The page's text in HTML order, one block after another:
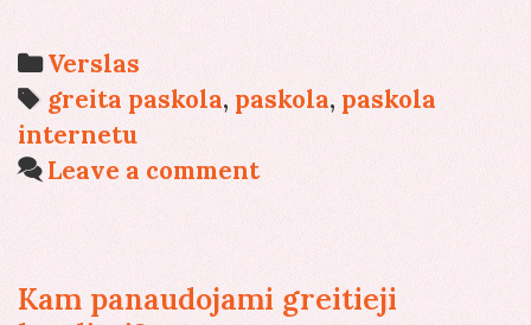
ir
dabar
Categories
Verslas
Tags
greita paskola, paskola, paskola
internetu
Leave a comment
Kam panaudojami greitieji